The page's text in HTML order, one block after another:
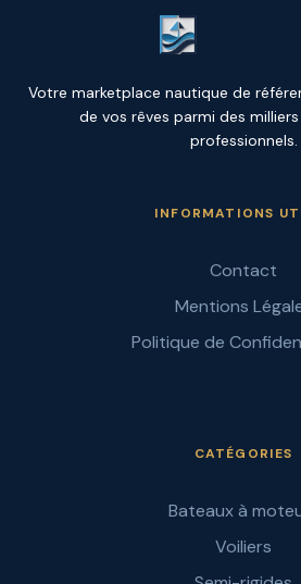
Votre marketplace nautique de
de vos rêves parmi des
professionnels.
INFORMATIONS
Contact
Mentions
Politique de
CATÉGORIES
Bateaux à
Voiliers